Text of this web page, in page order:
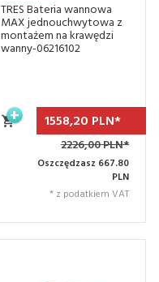
TRES Bateria wannowa
MAX jednouchwytowa z
montażem na krawędzi
wanny-06216102
1558,20 PLN*
2226,00 PLN*
Oszczędzasz 667.80
PLN
* z podatkiem VAT